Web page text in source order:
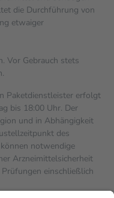
die Durchführung von
etwaiger
Vor Gebrauch stets
Paketdienstleister erfolgt
bis 18:00 Uhr. Der
und in Abhängigkeit
des
notwendige
Arzneimittelsicherheit
einschließlich